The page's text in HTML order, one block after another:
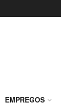
EMPREGOS